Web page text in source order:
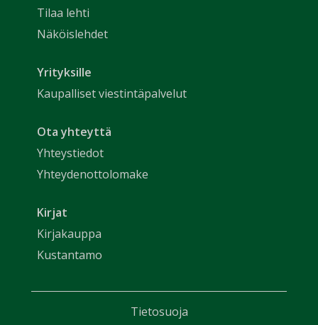
Tilaa lehti
Näköislehdet
Yrityksille
Kaupalliset viestintäpalvelut
Ota yhteyttä
Yhteystiedot
Yhteydenottolomake
Kirjat
Kirjakauppa
Kustantamo
Tietosuoja